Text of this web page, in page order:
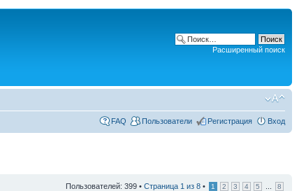
Расширенный поиск
FAQ Пользователи Регистрация Вход
Пользователей: 399 • Страница 1 из 8 • 1 2 3 4 5 8